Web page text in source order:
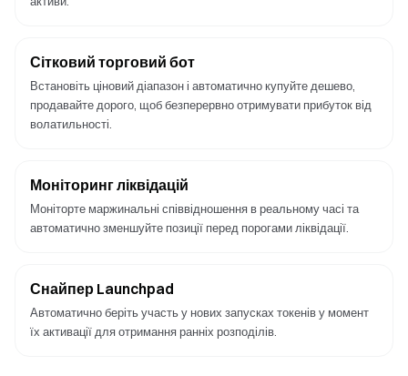
Сітковий торговий бот
Встановіть ціновий діапазон і автоматично купуйте дешево,
продавайте дорого, щоб безперервно отримувати прибуток від
волатильності.
Моніторинг ліквідацій
Моніторте маржинальні співвідношення в реальному часі та
автоматично зменшуйте позиції перед порогами ліквідації.
Снайпер Launchpad
Автоматично беріть участь у нових запусках токенів у момент
їх активації для отримання ранніх розподілів.